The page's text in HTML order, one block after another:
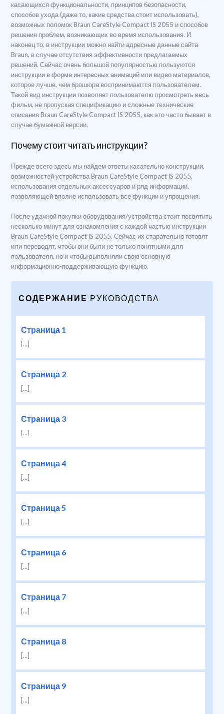
касающихся функциональности, принципов безопасности,
способов ухода (даже то, какие средства стоит использовать),
возможных поломок Braun CareStyle Compact IS 2055 и способов
решения проблем, возникающих во время использования. И
наконец то, в инструкции можно найти адресные данные сайта
Braun, в случае отсутствия эффективности предлагаемых
решений. Сейчас очень большой популярностью пользуются
инструкции в форме интересных анимаций или видео материалов,
которое лучше, чем брошюра воспринимаются пользователем.
Такой вид инструкции позволяет пользователю просмотреть весь
фильм, не пропуская спецификацию и сложные технические
описания Braun CareStyle Compact IS 2055, как это часто бывает в
случае бумажной версии.
Почему стоит читать инструкции?
Прежде всего здесь мы найдем ответы касательно конструкции,
возможностей устройства Braun CareStyle Compact IS 2055,
использования отдельных аксессуаров и ряд информации,
позволяющей вполне использовать все функции и упрощения.
После удачной покупки оборудования/устройства стоит посвятить
несколько минут для ознакомления с каждой частью инструкции
Braun CareStyle Compact IS 2055. Сейчас их старательно готовят
или переводят, чтобы они были не только понятными для
пользователя, но и чтобы выполняли свою основную
информационно-поддерживающую функцию.
СОДЕРЖАНИЕ РУКОВОДСТВА
Страница 1
[...]
Страница 2
[...]
Страница 3
[...]
Страница 4
[...]
Страница 5
[...]
Страница 6
[...]
Страница 7
[...]
Страница 8
[...]
Страница 9
[...]